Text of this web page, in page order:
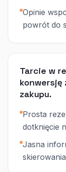
Opinie
powrót do
Tarcie w
zakupu.
Prosta
dotknięcie
Jasna